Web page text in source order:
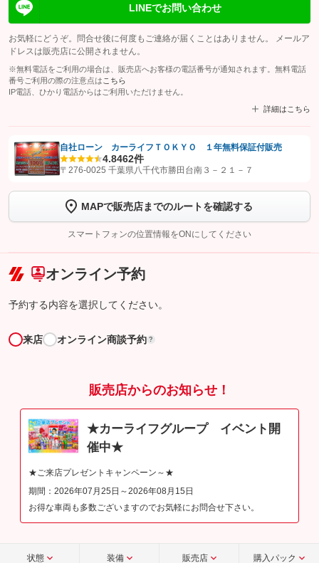
LINEでお問い合わせ
お気軽にどうぞ。問合せ後に何度もご連絡が届くことはありません。 メールア
ドレスは販売店に公開されません。
※無料電話をご利用の場合は、販売店へお客様の電話番号が通知されます。無料電話
番号ご利用の際の注意点は こちら
IP電話、ひかり電話からはご利用いただけません。
詳細はこちら
【STEP1】認証画面でグーネットを友だち追加してから「許可する」ボタンを押
トーク画面で
ボタンをタップして問い合わせを
完了してください。
こちら
自社ローン カーライフＴＯＫＹＯ １年無料保証付販売
4.8462件
〒276-0025 千葉県八千代市勝田台南３－２１－７
MAPで販売店までのルートを確認する
スマートフォンの位置情報をONにしてください
オンライン予約
予約する内容を選択してください。
来店 オンライン商談予約 ?
販売店からのお知らせ！
★カーライフグループ イベント開
催中★
★ご来店プレゼントキャンペーン～★
期間：2026年07月25日～2026年08月15日
お得な車両も多数ございますのでお気軽にお問合せ下さい。
状態 装備 販売店 購入パック